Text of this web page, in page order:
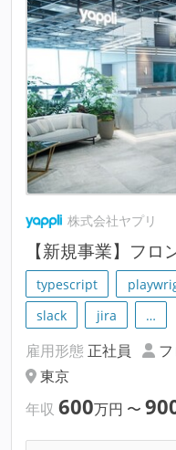
株式会社ヤプリ
【新規事業】フ
typescript
slack
jira …
雇用形態 正社員
東京
年収 600万円 〜